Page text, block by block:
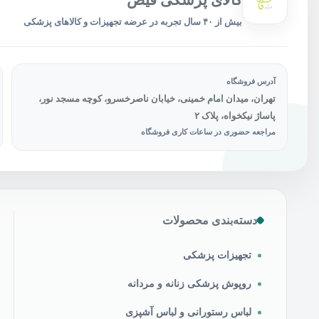
شوند
بیش از ۴۰ سال تجربه در عرضه تجهیزات و کالاهای پزشکی
آدرس فروشگاه
تهران، میدان امام خمینی، خیابان ناصرخسرو، کوچه مسجد نور،
پاساژ نیکخواه، پلاک ۲
مراجعه حضوری در ساعات کاری فروشگاه
دسته‌بندی محصولات
تجهیزات پزشکی
روپوش پزشکی زنانه و مردانه
لباس رستورانی و لباس آشپزی